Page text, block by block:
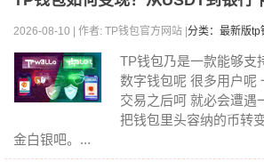
2026-08-10 | 作者: TP钱包官方网站 | 分类：最新版tp
TP钱包乃是一款能够支
数字钱包呢 很多用户呢
交易之后呵 就必会遭遇
把钱包里头容纳的币转
金白银吧。...